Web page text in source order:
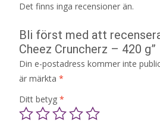
Det finns inga recensioner än.
Bli först med att
Cheez Cruncherz – 420 g”
Din e-postadress kommer inte
är märkta *
Ditt betyg *